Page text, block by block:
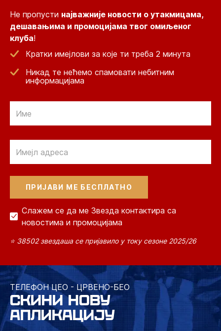
Не пропусти најважније новости о утакмицама,
дешавањима и промоцијама твог омиљеног
клуба!
Кратки имејлови за које ти треба 2 минута
Никад те нећемо спамовати небитним
информацијама
Слажем се да ме Звезда контактира са
новостима и промоцијама
⭐ 38502 звездаша се пријавило у току сезоне 2025/26
ТЕЛЕФОН ЦЕО - ЦРВЕНО-БЕО
СКИНИ НОВУ
АПЛИКАЦИЈУ